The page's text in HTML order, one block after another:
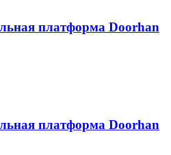
платформа Doorhan
платформа Doorhan